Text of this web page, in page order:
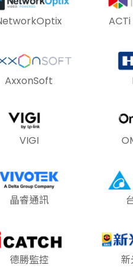
ACTi
AxxonSoft
VIGI
晶睿通訊
德勝監控 新